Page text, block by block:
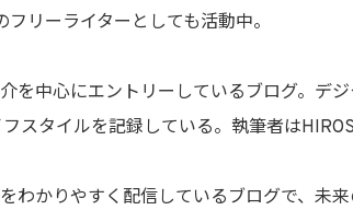
リーライターとしても活動中。
を中心にエントリーしているブログ。デ
スタイルを記録している。執筆者は
わかりやすく配信しているブログで、未